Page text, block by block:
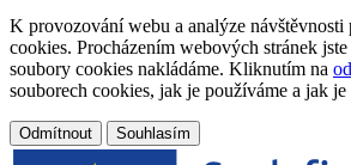
K provozování webu a analýze návštěvnosti
cookies. Procházením webových stránek
soubory cookies nakládáme. Kliknutím na
souborech cookies, jak je používáme a jak
Odmítnout Souhlasím